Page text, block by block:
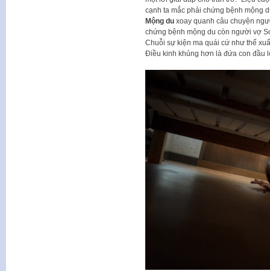
cạnh ta mắc phải chứng bệnh mộng
Mộng duxoay quanh câu chuyện
chứng bệnh mộng du còn người vợ
Chuỗi sự kiện ma quái cứ như thế
Điều kinh khủng hơn là đứa con đầu